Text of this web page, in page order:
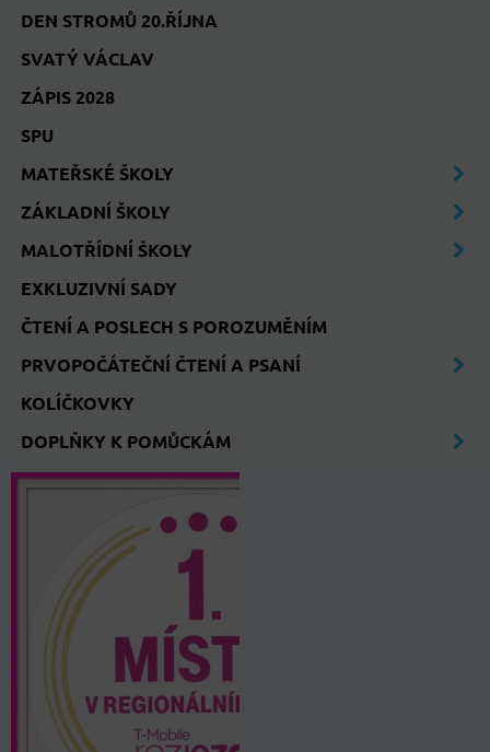
DEN STROMŮ 20.ŘÍJNA
SVATÝ VÁCLAV
ZÁPIS 2028
SPU
MATEŘSKÉ ŠKOLY
ZÁKLADNÍ ŠKOLY
MALOTŘÍDNÍ ŠKOLY
EXKLUZIVNÍ SADY
ČTENÍ A POSLECH S POROZUMĚNÍM
PRVOPOČÁTEČNÍ ČTENÍ A PSANÍ
KOLÍČKOVKY
DOPLŇKY K POMŮCKÁM